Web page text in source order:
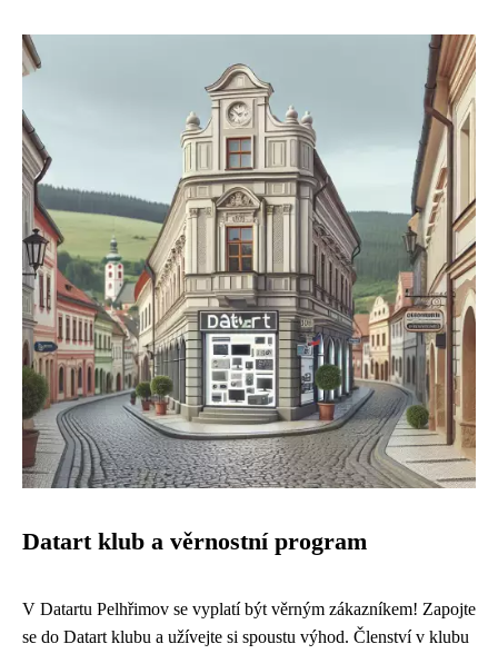
Datart klub a věrnostní program
V Datartu Pelhřimov se vyplatí být věrným zákazníkem! Zapojte
se do Datart klubu a užívejte si spoustu výhod. Členství v klubu